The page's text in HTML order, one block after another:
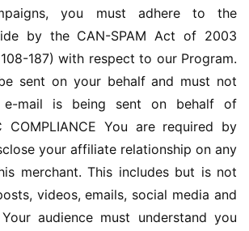
you must adhere to the
by the CAN-SPAM Act of 2003
187) with respect to our Program.
sent on your behalf and must not
mail is being sent on behalf of
COMPLIANCE You are required by
your affiliate relationship on any
merchant. This includes but is not
videos, emails, social media and
audience must understand you